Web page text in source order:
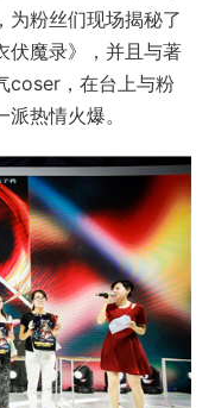
为粉丝们现场揭秘了
伏魔录》，并且与著
coser，在台上与粉
热情火爆。